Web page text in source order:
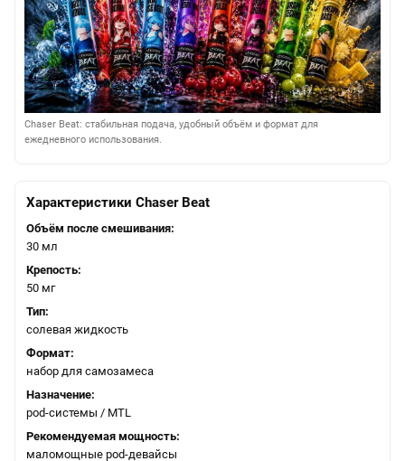
Chaser Beat: стабильная подача, удобный объём и формат для
ежедневного использования.
Характеристики Chaser Beat
Объём после смешивания:
30 мл
Крепость:
50 мг
Тип:
солевая жидкость
Формат:
набор для самозамеса
Назначение:
pod-системы / MTL
Рекомендуемая мощность:
маломощные pod-девайсы